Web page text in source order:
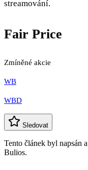
streamování.
Fair Price
Zmíněné akcie
WB
WBD
Sledovat
Tento článek byl napsán
Bulios.